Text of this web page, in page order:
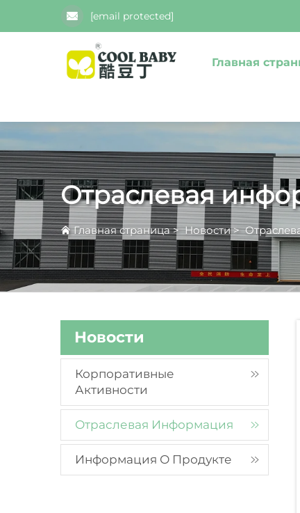
[email protected]
Главная
Отраслевая
Главная страница>Новости>
Новости
Корпоративные
Активности
Отраслевая Информация
Информация О Продукте